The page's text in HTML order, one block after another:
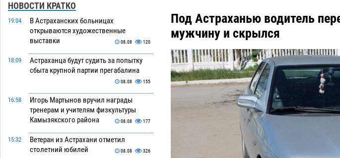
НОВОСТИ КРАТКО
19:04
В Астраханских больницах
открываются художественные
выставки
08.08 120
18:09
Астраханца будут судить за попытку
сбыта крупной партии прегабалина
08.08 155
16:58
Игорь Мартынов вручил награды
тренерам и учителям физкультуры
Камызякского района
08.08 177
15:32
Ветеран из Астрахани отметил
столетний юбилей
08.08 326
Под Астраханью водитель
мужчину и скрылся